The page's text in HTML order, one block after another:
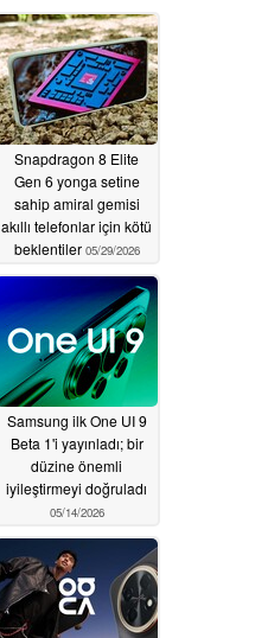
Snapdragon 8 Elite
Gen 6 yonga setine
sahip amiral gemisi
akıllı telefonlar için kötü
beklentiler 05/29/2026
Samsung ilk One UI 9
Beta 1'i yayınladı; bir
düzine önemli
iyileştirmeyi doğruladı
05/14/2026